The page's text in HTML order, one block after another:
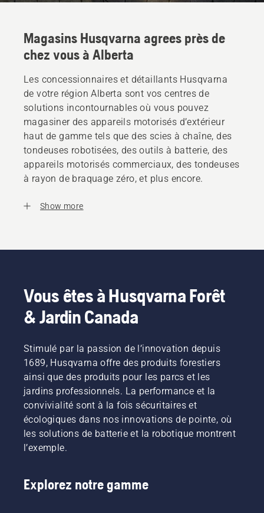
Magasins Husqvarna agrees près de
chez vous à Alberta
Les concessionnaires et détaillants Husqvarna
de votre région Alberta sont vos centres de
solutions incontournables où vous pouvez
magasiner des appareils motorisés d’extérieur
haut de gamme tels que des scies à chaîne, des
tondeuses robotisées, des outils à batterie, des
appareils motorisés commerciaux, des tondeuses
à rayon de braquage zéro, et plus encore.
Show more
Vous êtes à Husqvarna Forêt
& Jardin Canada
Stimulé par la passion de l’innovation depuis
1689, Husqvarna offre des produits forestiers
ainsi que des produits pour les parcs et les
jardins professionnels. La performance et la
convivialité sont à la fois sécuritaires et
écologiques dans nos innovations de pointe, où
les solutions de batterie et la robotique montrent
l’exemple.
Explorez notre gamme